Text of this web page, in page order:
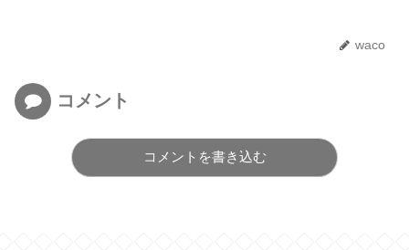
waco
コメント
コメントを書き込む